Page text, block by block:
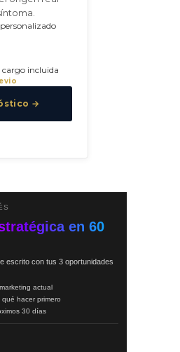
incluida
→
en 60
escrito con tus 3 oportunidades
actual
qué hacer primero
30 días